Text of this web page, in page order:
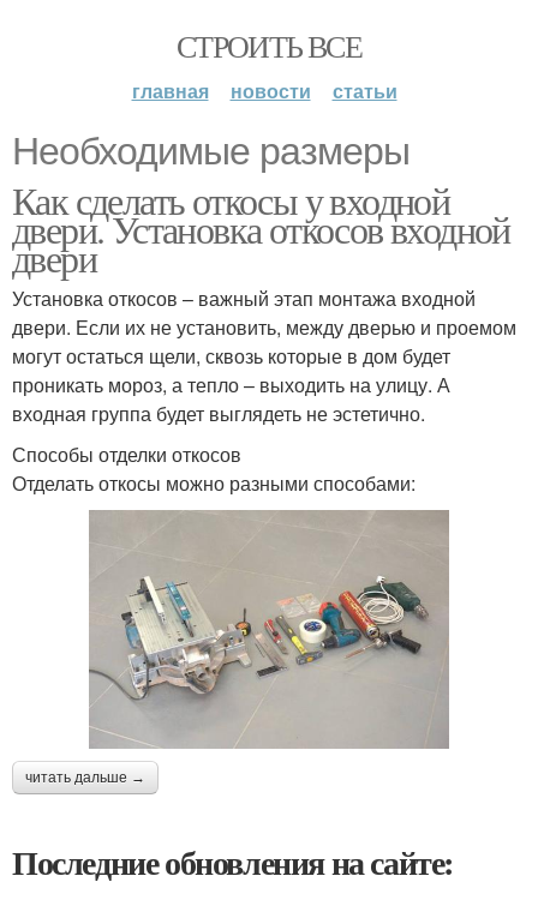
СТРОИТЬ ВСЕ
главная новости статьи
Необходимые размеры
Как сделать откосы у входной
двери. Установка откосов входной
двери
Установка откосов – важный этап монтажа входной
двери. Если их не установить, между дверью и проемом
могут остаться щели, сквозь которые в дом будет
проникать мороз, а тепло – выходить на улицу. А
входная группа будет выглядеть не эстетично.
Способы отделки откосов
Отделать откосы можно разными способами:
читать дальше →
Последние обновления на сайте: